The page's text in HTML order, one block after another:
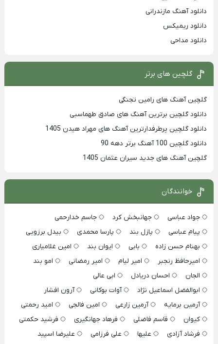
دانلود آهنگ مازندرانی
دانلود ریمیکس
دانلود مداحی
گلچین های برتر
گلچین آهنگ های رامین تجنگی
دانلود گلچین برترین آهنگ های صادق طهماسبی
دانلود گلچین پرطرفدارترین آهنگ های مهراد هیدن 1405
دانلود گلچین 100 آهنگ برتر دهه 90
گلچین آهنگ های جدید سیران عثمان 1405
خوانندگان
جواد عباسی جهانبخش کرد
جاسم خدارحمی
پیام عباسی
پازل بند پارسا محمدی
بیدل برزویی
بهنام حسن زاده
بابی ایوان بند
امین غلامیاری
امیرحافظ رنجبر
امیر لیام امیر رمضانی
امو بند
الجان
احسان دریادل
ابی عالی
ابوالفضل اسماعیل نژاد
آوات بوکانی
آرون افشار
آرمین برمایه
آرمین زارعی امین فالجی
امید رحمتی
کیوان
قاسم فاضلی فرهاد جهانگیری
فرشید حکمتی
فرشاد آزادی
علیها علی فرزامی
علیرضا اسپید